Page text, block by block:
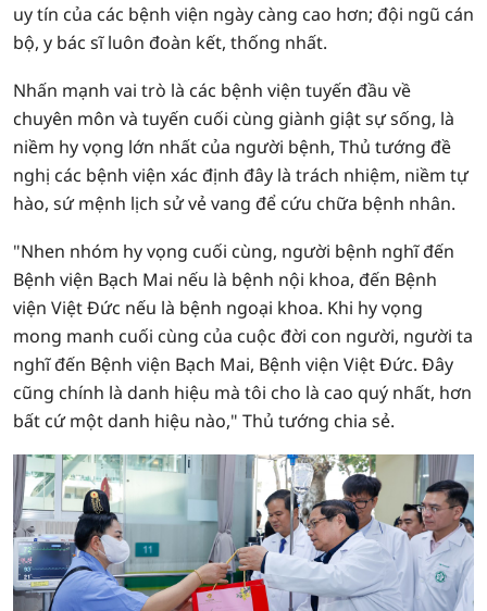
uy tín của các bệnh viện ngày càng cao hơn; đội ngũ cán
bộ, y bác sĩ luôn đoàn kết, thống nhất.
Nhấn mạnh vai trò là các bệnh viện tuyến đầu về
chuyên môn và tuyến cuối cùng giành giật sự sống, là
niềm hy vọng lớn nhất của người bệnh, Thủ tướng đề
nghị các bệnh viện xác định đây là trách nhiệm, niềm tự
hào, sứ mệnh lịch sử vẻ vang để cứu chữa bệnh nhân.
"Nhen nhóm hy vọng cuối cùng, người bệnh nghĩ đến
Bệnh viện Bạch Mai nếu là bệnh nội khoa, đến Bệnh
viện Việt Đức nếu là bệnh ngoại khoa. Khi hy vọng
mong manh cuối cùng của cuộc đời con người, người ta
nghĩ đến Bệnh viện Bạch Mai, Bệnh viện Việt Đức. Đây
cũng chính là danh hiệu mà tôi cho là cao quý nhất, hơn
bất cứ một danh hiệu nào," Thủ tướng chia sẻ.